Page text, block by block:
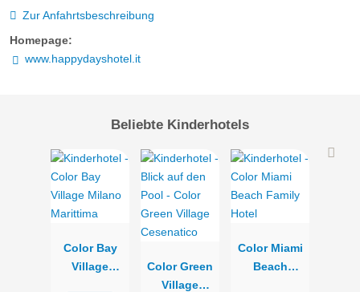
Zur Anfahrtsbeschreibung
Homepage:
www.happydayshotel.it
Beliebte Kinderhotels
Color Bay
Village
Color Green
Village
Color Miami
Beach